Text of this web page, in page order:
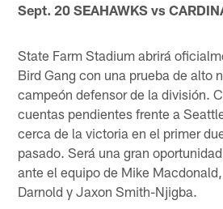
Sept. 20 SEAHAWKS vs
State Farm Stadium abrirá
Bird Gang con una prueba de alto
campeón defensor de la división.
cuentas pendientes frente a
cerca de la victoria en el primer
pasado. Será una gran
ante el equipo de Mike
Darnold y Jaxon Smith-Njigba.